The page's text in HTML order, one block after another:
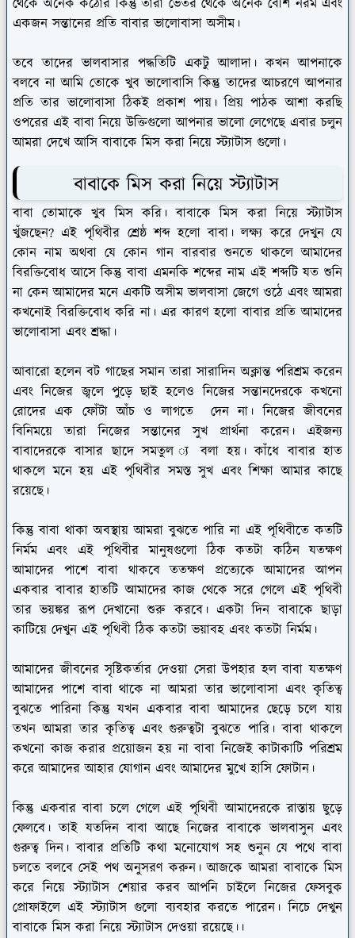
একজন সন্তানের প্রতি বাবার ভালোবাসা অসীম।
তবে তাদের ভালবাসার পদ্ধতিটি একটু আলাদা। কখন আপনাকে
বলবে না আমি তোকে খুব ভালোবাসি কিন্তু তাদের আচরণে আপনার
প্রতি তার ভালোবাসা ঠিকই প্রকাশ পায়। প্রিয় পাঠক আশা করছি
ওপরের এই বাবা নিয়ে উক্তিগুলো আপনার ভালো লেগেছে এবার চলুন
আমরা দেখে আসি বাবাকে মিস করা নিয়ে স্ট্যাটাস গুলো।
বাবাকে মিস করা নিয়ে স্ট্যাটাস
বাবা তোমাকে খুব মিস করি। বাবাকে মিস করা নিয়ে স্ট্যাটাস
খুঁজছেন? এই পৃথিবীর শ্রেষ্ঠ শব্দ হলো বাবা। লক্ষ্য করে দেখুন যে
কোন নাম অথবা যে কোন গান বারবার শুনতে থাকলে আমাদের
বিরক্তিবোধ আসে কিন্তু বাবা এমনকি শব্দের নাম এই শব্দটি যত শুনি
না কেন আমাদের মনে একটি অসীম ভালবাসা জেগে ওঠে এবং আমরা
কখনোই বিরক্তিবোধ করি না। এর কারণ হলো বাবার প্রতি আমাদের
ভালোবাসা এবং শ্রদ্ধা।
আবারো হলেন বট গাছের সমান তারা সারাদিন অক্লান্ত পরিশ্রম করেন
এবং নিজের জ্বলে পুড়ে ছাই হলেও নিজের সন্তানদেরকে কখনো
রোদের এক ফোঁটা আঁচ ও লাগতে দেন না। নিজের জীবনের
বিনিময়ে তারা নিজের সন্তানের সুখ প্রার্থনা করেন। এইজন্য
বাবাদেরকে বাসার ছাদে সমতুল ্য বলা হয়। কাঁধে বাবার হাত
থাকলে মনে হয় এই পৃথিবীর সমস্ত সুখ এবং শিক্ষা আমার কাছে
রয়েছে।
কিন্তু বাবা থাকা অবস্থায় আমরা বুঝতে পারি না এই পৃথিবীতে কতটি
নির্মম এবং এই পৃথিবীর মানুষগুলো ঠিক কতটা কঠিন যতক্ষণ
আমাদের পাশে বাবা থাকবে ততক্ষণ প্রত্যেকে আমাদের আপন
একবার বাবার হাতটি আমাদের কাজ থেকে সরে গেলে এই পৃথিবী
তার ভয়ঙ্কর রূপ দেখানো শুরু করবে। একটা দিন বাবাকে ছাড়া
কাটিয়ে দেখুন এই পৃথিবী ঠিক কতটা ভয়াবহ এবং কতটা নির্মম।
আমাদের জীবনের সৃষ্টিকর্তার দেওয়া সেরা উপহার হল বাবা যতক্ষণ
আমাদের পাশে বাবা থাকে না আমরা তার ভালোবাসা এবং কৃতিত্ব
বুঝতে পারিনা কিন্তু যখন একবার বাবা আমাদের ছেড়ে চলে যায়
তখন আমরা তার কৃতিত্ব এবং গুরুত্বটা বুঝতে পারি। বাবা থাকলে
কখনো কাজ করার প্রয়োজন হয় না বাবা নিজেই কাটাকাটি পরিশ্রম
করে আমাদের আহার যোগান এবং আমাদের মুখে হাসি ফোটান।
কিন্তু একবার বাবা চলে গেলে এই পৃথিবী আমাদেরকে রাস্তায় ছুড়ে
ফেলবে। তাই যতদিন বাবা আছে নিজের বাবাকে ভালবাসুন এবং
গুরুত্ব দিন। বাবার প্রতিটি কথা মনোযোগ সহ শুনুন যে পথে বাবা
চলতে বলবে সেই পথ অনুসরণ করুন। আজকে আমরা বাবাকে মিস
করে নিয়ে স্ট্যাটাস শেয়ার করব আপনি চাইলে নিজের ফেসবুক
প্রোফাইলে এই স্ট্যাটাস গুলো ব্যবহার করতে পারেন। নিচে দেখুন
বাবাকে মিস করা নিয়ে স্ট্যাটাস দেওয়া রয়েছে।।